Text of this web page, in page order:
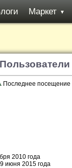
Маркет ▼
Пользователи
Последнее посещение
2010 года
июня 2015 года